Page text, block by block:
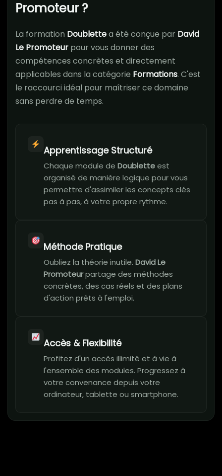
Promoteur ?
La formation Doublettea été conçue par David
Le Promoteur pour vous donner des
compétences concrètes et directement
applicables dans la catégorie Formations. C'est
le raccourci idéal pour maîtriser ce domaine
sans perdre de temps.
Apprentissage Structuré
Chaque module de Doubletteest
organisé de manière logique pour vous
permettre d'assimiler les concepts clés
pas à pas, à votre propre rythme.
Méthode Pratique
Oubliez la théorie inutile. David Le
Promoteurpartage des méthodes
concrètes, des cas réels et des plans
d'action prêts à l'emploi.
Accès & Flexibilité
Profitez d'un accès illimité et à vie à
l'ensemble des modules. Progressez à
votre convenance depuis votre
ordinateur, tablette ou smartphone.